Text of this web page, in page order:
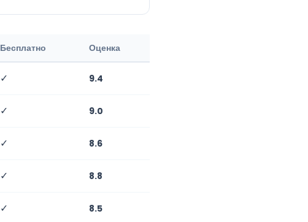
Бесплатно Оценка
✓ 9.4
✓ 9.0
✓ 8.6
✓ 8.8
✓ 8.5